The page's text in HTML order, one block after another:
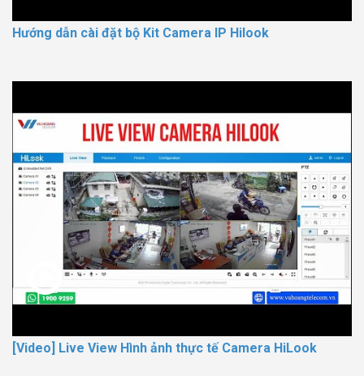
Hướng dẫn cài đặt bộ Kit Camera IP Hilook
[Video] Live View Hình ảnh thực tế Camera HiLook